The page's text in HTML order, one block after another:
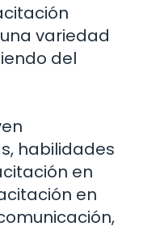
variedad
del
habilidades
en
en